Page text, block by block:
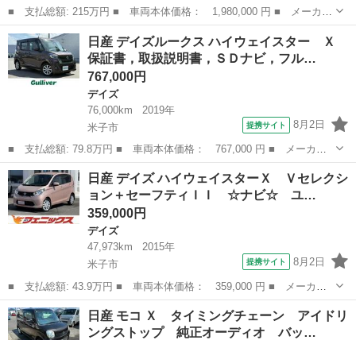
■ 支払総額: 215万円 ■ 車両本体価格： 1,980,000 円 ■ メーカー
名： 日産 ■ 車種名： フェアレディＺ ■ グレード名： バージ
ョンＳ ■ 排気量： 3500cc ■ ドア枚数： クーペ ■ ミッショ...
鳥取 鳥取市 フェアレディZ
日産 デイズルークス ハイウェイスター Ｘ
保証書，取扱説明書，ＳＤナビ，フル…
767,000円
デイズ
76,000km
2019年
米子市
提携サイト 8月2日
■ 支払総額: 79.8万円 ■ 車両本体価格： 767,000 円 ■ メーカー
名： 日産 ■ 車種名： デイズルークス ■ グレード名： ハイウ
ェイスター Ｘ 保証書，取扱説明書，ＳＤナビ，フルセグＴＶ／Ｃ
Ｄ／ＤＶＶＤ...
鳥取 米子市 デイズ
日産 デイズ ハイウェイスターＸ Ｖセレクシ
ョン＋セーフティＩＩ ☆ナビ☆ ユ…
359,000円
デイズ
47,973km
2015年
米子市
提携サイト 8月2日
■ 支払総額: 43.9万円 ■ 車両本体価格： 359,000 円 ■ メーカー
名： 日産 ■ 車種名： デイズ ■ グレード名： ハイウェイスタ
ーＸ Ｖセレクション＋セーフティＩＩ ☆ナビ☆ ユーザー買取車
☆エマージェ...
鳥取 米子市 デイズ
日産 モコ Ｘ タイミングチェーン アイドリ
ングストップ 純正オーディオ バッ…